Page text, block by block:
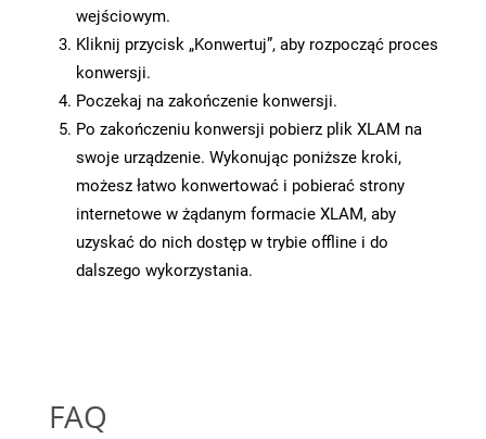
wejściowym.
Kliknij przycisk „Konwertuj”, aby rozpocząć proces
konwersji.
Poczekaj na zakończenie konwersji.
Po zakończeniu konwersji pobierz plik XLAM na
swoje urządzenie. Wykonując poniższe kroki,
możesz łatwo konwertować i pobierać strony
internetowe w żądanym formacie XLAM, aby
uzyskać do nich dostęp w trybie offline i do
dalszego wykorzystania.
FAQ